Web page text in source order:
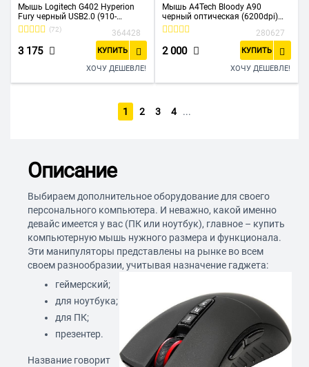
Мышь Logitech G402 Hyperion
Fury черный USB2.0 (910-
004073/910-004067)
(72) 364428
3 175 КУПИТЬ
ХОЧУ ДЕШЕВЛЕ!
Мышь A4Tech Bloody A90
черный оптическая (6200dpi)
USB (8but)
280627
2 000 КУПИТЬ
ХОЧУ ДЕШЕВЛЕ!
1 2 3 4 ...
Описание
Выбираем дополнительное оборудование для своего
персонального компьютера. И неважно, какой именно
девайс имеется у вас (ПК или ноутбук), главное – купить
компьютерную мышь нужного размера и функционала.
Эти манипуляторы представлены на рынке во всем
своем разнообразии, учитывая назначение гаджета:
геймерский;
для ноутбука;
для ПК;
презентер.
Название говорит